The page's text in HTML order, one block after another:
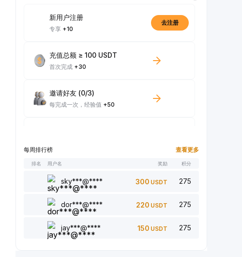
新用户注册
专享 +10
去注册
充值总额 ≥ 100 USDT
首次完成 +30
邀请好友 (0/3)
每完成一次，经验值 +50
浏览文章 (0/5)
每完成一次，经验值
发表/回复评论 (0/5)
每完成一次，经验值
每周排行榜 查看更多
排名 用户名 奖励 积分
sky***@**** 300 USDT 275
dor***@**** 220 USDT 275
jay***@**** 150 USDT 275